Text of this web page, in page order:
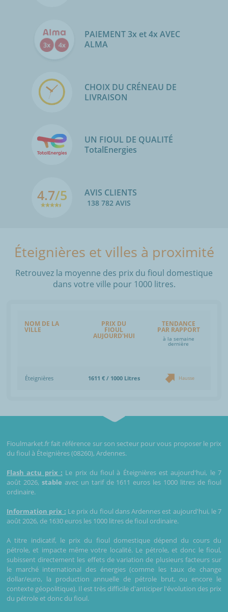
PAIEMENT 3x et 4x AVEC
ALMA
CHOIX DU CRÉNEAU DE
LIVRAISON
UN FIOUL DE QUALITÉ
TotalEnergies
4.7/5 AVIS CLIENTS
138 782 AVIS
Éteignières et villes à proximité
Retrouvez la moyenne des prix du fioul domestique
dans votre ville pour 1000 litres.
NOM DE LA
VILLE
PRIX DU
FIOUL
AUJOURD'HUI
TENDANCE
PAR RAPPORT
à la semaine
dernière
Éteignières 1611 € / 1000 Litres Hausse
Fioulmarket.fr fait référence sur son secteur pour vous proposer le prix
du fioul à Éteignières (08260), Ardennes.
Flash actu prix : Le prix du fioul à Éteignières est aujourd'hui, le 7
août 2026, stable avec un tarif de 1611 euros les 1000 litres de fioul
ordinaire.
Information prix : Le prix du fioul dans Ardennes est aujourd'hui, le 7
août 2026, de 1630 euros les 1000 litres de fioul ordinaire.
A titre indicatif, le prix du fioul domestique dépend du cours du
pétrole, et impacte même votre localité. Le pétrole, et donc le fioul,
subissent directement les effets de variation de plusieurs facteurs sur
le marché international des énergies (comme les taux de change
dollar/euro, la production annuelle de pétrole brut, ou encore le
contexte géopolitique). Il est très difficile d'anticiper l'évolution des prix
du pétrole et donc du fioul.